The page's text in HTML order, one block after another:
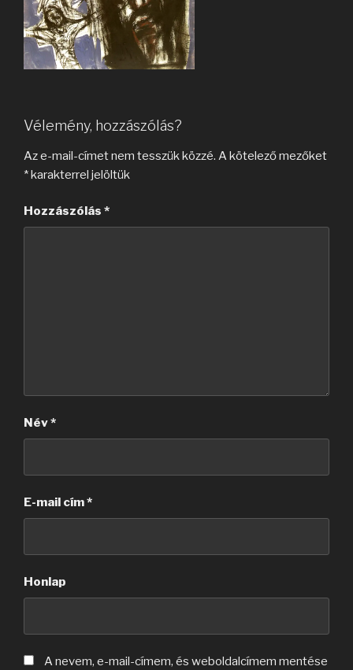
Vélemény, hozzászólás?
Az e-mail-címet nem tesszük közzé. A kötelező mezőket
*karakterrel jelöltük
Hozzászólás *
Név*
E-mail cím*
Honlap
A nevem, e-mail-címem, és weboldalcímem mentése